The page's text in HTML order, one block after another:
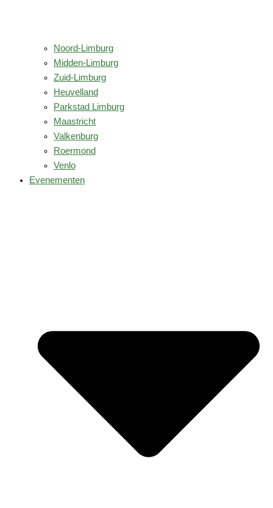
Noord-Limburg
Midden-Limburg
Zuid-Limburg
Heuvelland
Parkstad Limburg
Maastricht
Valkenburg
Roermond
Venlo
Evenementen